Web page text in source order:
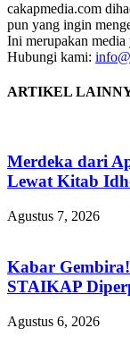
cakapmedia.com
pun yang ingin
Ini merupakan
Hubungi kami:
ARTIKEL
Merdeka dari
Lewat Kitab
Agustus 7, 2026
Kabar
STAIKAP
Agustus 6, 2026